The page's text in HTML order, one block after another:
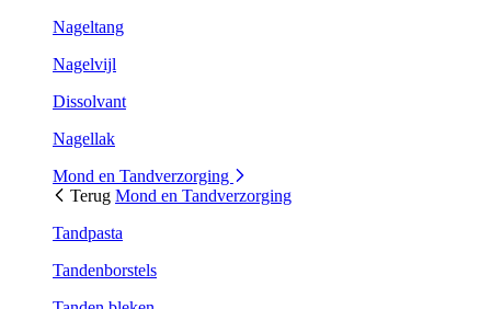
Nageltang
Nagelvijl
Dissolvant
Nagellak
Mond en Tandverzorging
Terug Mond en Tandverzorging
Tandpasta
Tandenborstels